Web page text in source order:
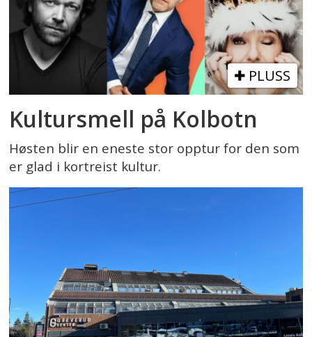
PLUSS
Kultursmell på Kolbotn
Høsten blir en eneste stor opptur for den som
er glad i kortreist kultur.